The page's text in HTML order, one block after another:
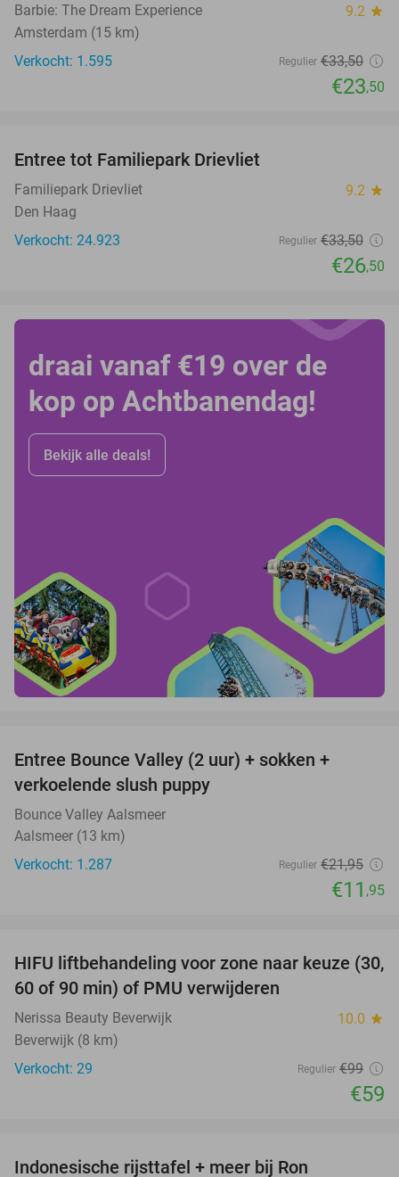
Barbie: The Dream Experience 9.2 star
Amsterdam (15 km)
Verkocht: 1.595
Regulier €33,50
€23,50
Entree tot Familiepark Drievliet
Familiepark Drievliet 9.2 star
Den Haag
Verkocht: 24.923
Regulier €33,50
€26,50
draai vanaf €19 over de
kop op Achtbanendag!
Bekijk alle deals!
Entree Bounce Valley (2 uur) + sokken +
verkoelende slush puppy
Bounce Valley Aalsmeer
Aalsmeer (13 km)
Verkocht: 1.287
Regulier €21,95
€11 ,95
40%
HIFU liftbehandeling voor zone naar keuze (30,
60 of 90 min) of PMU verwijderen
Nerissa Beauty Beverwijk 10.0 star
Beverwijk (8 km)
Verkocht: 29
Regulier €99
€59
Indonesische rijsttafel + meer bij Ron